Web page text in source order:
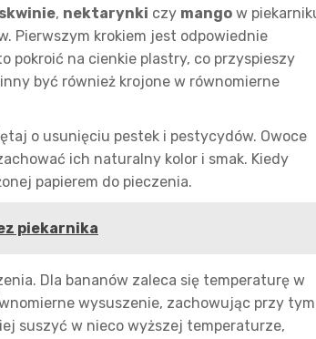
, nektarynki czy mango w
Pierwszym krokiem jest odpowiednie
pokroić na cienkie plastry, co przyspieszy
być również krojone w równomierne
o usunięciu pestek i pestycydów. Owoce
ich naturalny kolor i smak. Kiedy
papierem do pieczenia.
piekarnika
Dla bananów zaleca się temperaturę w
wysuszenie, zachowując przy tym
suszyć w nieco wyższej temperaturze,